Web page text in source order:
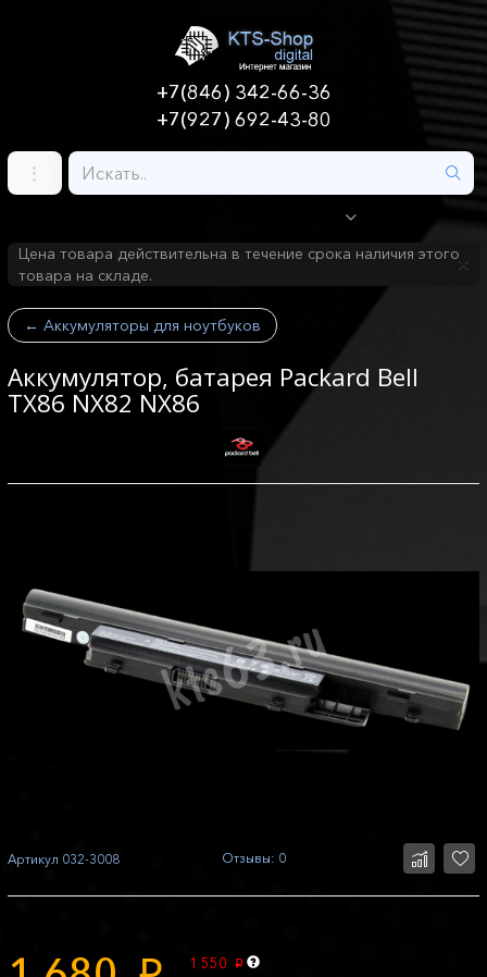
+7(846) 342-66-36
+7(927) 692-43-80
Цена товара действительна в течение срока наличия этого
товара на складе.
← Аккумуляторы для ноутбуков
Аккумулятор, батарея Packard Bell
TX86 NX82 NX86
Артикул 032-3008 Отзывы: 0
1 550 p